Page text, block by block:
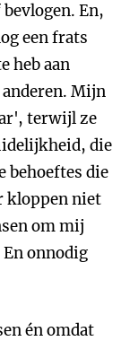
En,
een frats
heb aan
Mijn
terwijl ze
die
behoeftes die
kloppen niet
om mij
onnodig
én omdat